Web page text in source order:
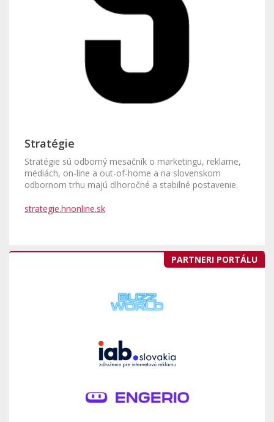
Stratégie
Stratégie sú odborný mesačník o marketingu, reklame,
médiách, on-line a out-of-home a na slovenskom
odbornom trhu majú dlhoročné a stabilné postavenie.
strategie.hnonline.sk
PARTNERI PORTÁLU